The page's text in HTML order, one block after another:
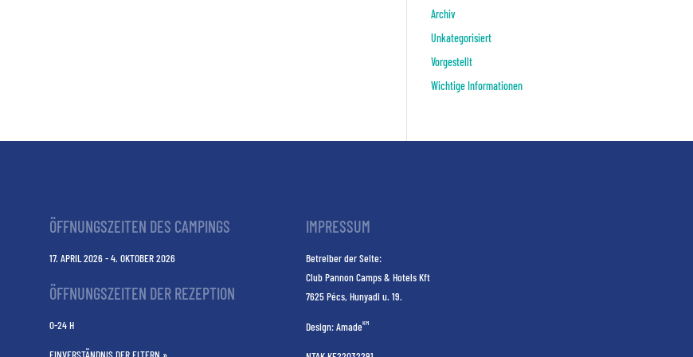
Archiv
Unkategorisiert
Vorgestellt
Wichtige Informationen
ÖFFNUNGSZEITEN DES CAMPINGS
17. APRIL 2026 - 4. OKTOBER 2026
ÖFFNUNGSZEITEN DER REZEPTION
0-24 H
IMPRESSUM
Betreiber der Seite:
Club Pannon Camps & Hotels Kft
7625 Pécs, Hunyadi u. 19.
Design:AmadeKM